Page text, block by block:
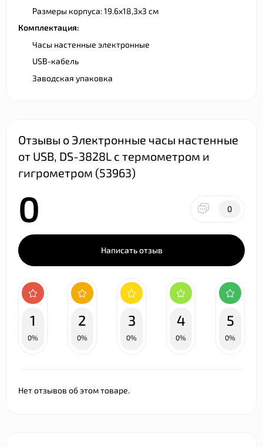
Размеры корпуса: 19.6х18,3х3 см
Комплектация:
Часы настенные электронные
USB-кабель
Заводская упаковка
Отзывы о Электронные часы настенные
от USB, DS-3828L с термометром и
гигрометром (53963)
0 0
Написать отзыв
1
0%
2
0%
3
0%
4
0%
5
0%
Нет отзывов об этом товаре.